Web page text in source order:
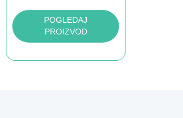
POGLEDAJ
PROIZVOD